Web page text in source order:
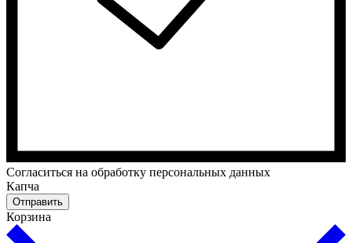
Cогласиться на обработку персональных данных
Капча
Отправить
Корзина